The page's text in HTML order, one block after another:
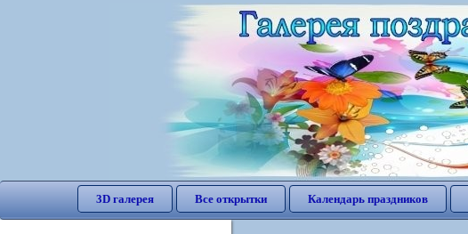
3D галерея Все открытки Календарь праздников